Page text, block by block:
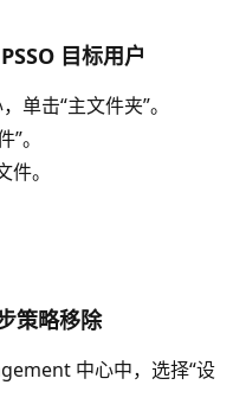
目标用户
单击“主文件夹”。
”。
。
策略移除
中心中，选择“设